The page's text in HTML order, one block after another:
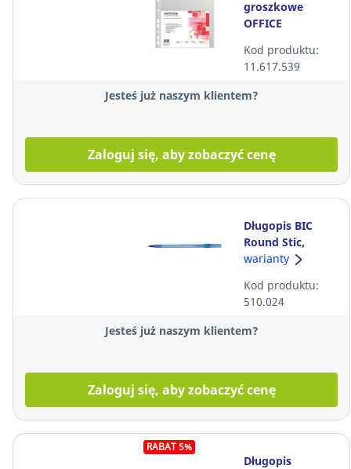
groszkowe
OFFICE
40 mikronów,
100 sztuk
Kod produktu:
11.617.539
Jesteś już naszym klientem?
Zaloguj się, aby zobaczyć cenę
Długopis BIC
Round Stic,
niebieski
warianty
Kod produktu:
510.024
Jesteś już naszym klientem?
Zaloguj się, aby zobaczyć cenę
RABAT 5%
Długopis